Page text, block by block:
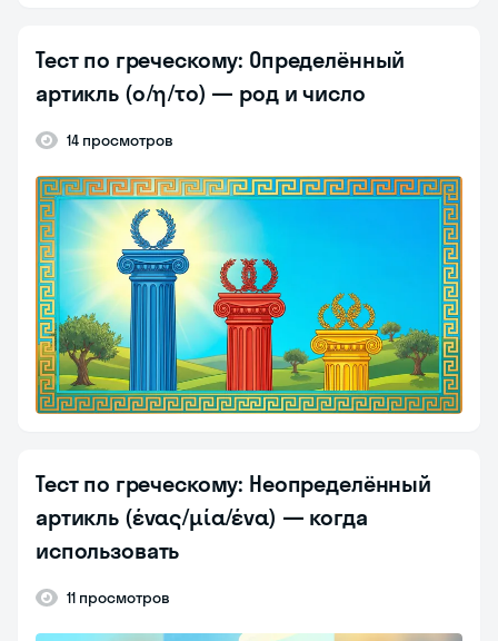
Тест по греческому: Определённый
артикль (ο/η/το) — род и число
14 просмотров
Тест по греческому: Неопределённый
артикль (ένας/μία/ένα) — когда
использовать
11 просмотров